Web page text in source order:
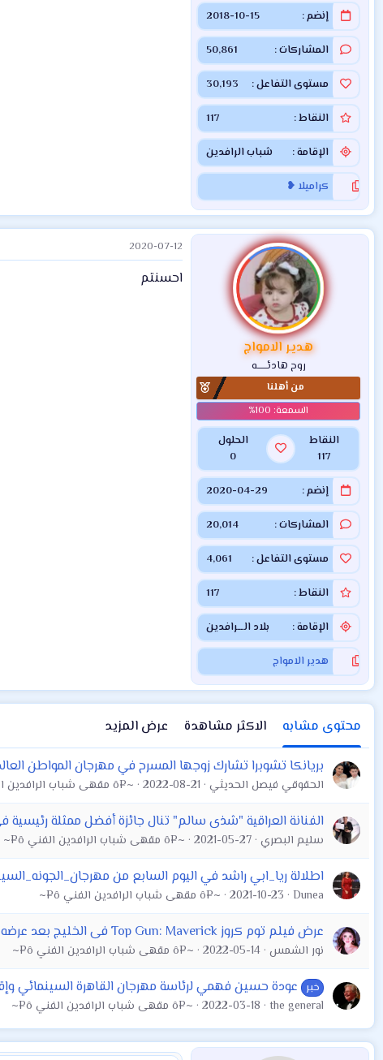
إنضم 2018-10-15
المشاركات 50,861
مستوى التفاعل 30,193
النقاط 117
الإقامة شباب الرافدين
كراميلا ❥
هدير الامواج
روح هادئــــــه
من أهلنا
النقاط
117
الحلول
0
إنضم 2020-04-29
المشاركات 20,014
مستوى التفاعل 4,061
النقاط 117
الإقامة بلاد الــــرافدين
هدير الامواج
2020-07-12
احسنتم
محتوى مشابه الاكثر مشاهدة
عرض المزيد
بريانكا تشوبرا تشارك زوجها المسرح في مهرجان المواطن
الحقوقي فيصل الحديثي 2022-08-21 ~¤ô مقهى شباب الرافدين الفني ô¤~
الفنانة العراقية "شذى سالم" تنال جائزة أفضل ممثلة
سليم البصري 2021-05-27 ~¤ô مقهى شباب الرافدين الفني ô¤~
اطلالة ريا_ابي راشد في اليوم السابع من
Dunea
2021-10-23 ~¤ô مقهى شباب الرافدين الفني ô¤~
عرض فيلم توم كروز Top Gun: Maverick فى الخليج بعد عرضه بمهرجان "كان"
نور الشمس 2022-05-14 ~¤ô مقهى شباب الرافدين الفني ô¤~
خبر عودة حسين فهمي لرئاسة مهرجان القاهرة السينمائي
the general
2022-03-18 ~¤ô مقهى شباب الرافدين الفني ô¤~